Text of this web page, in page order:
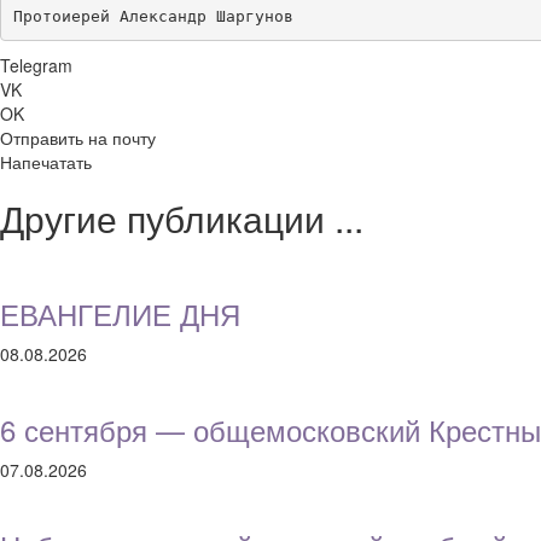
Протоиерей Александр Шаргунов
Telegram
VK
OK
Отправить на почту
Напечатать
Другие публикации ...
ЕВАНГЕЛИЕ ДНЯ
08.08.2026
6 сентября — общемосковский
07.08.2026